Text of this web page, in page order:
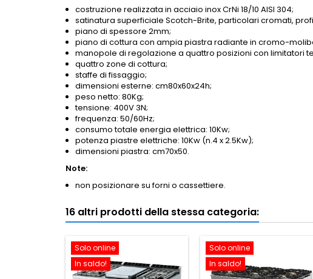
costruzione realizzata in acciaio inox CrNi 18/10 AISI 304;
satinatura superficiale Scotch-Brite, particolari cromati,
piano di spessore 2mm;
piano di cottura con ampia piastra radiante in cromo-
manopole di regolazione a quattro posizioni con limitatori
quattro zone di cottura;
staffe di fissaggio;
dimensioni esterne: cm80x60x24h;
peso netto: 80Kg;
tensione: 400V 3N;
frequenza: 50/60Hz;
consumo totale energia elettrica: 10Kw;
potenza piastre elettriche: 10Kw (n.4 x 2.5Kw);
dimensioni piastra: cm70x50.
Note:
non posizionare su forni o cassettiere.
16 altri prodotti della stessa categoria:
Solo online
In saldo!
Solo online
In saldo!